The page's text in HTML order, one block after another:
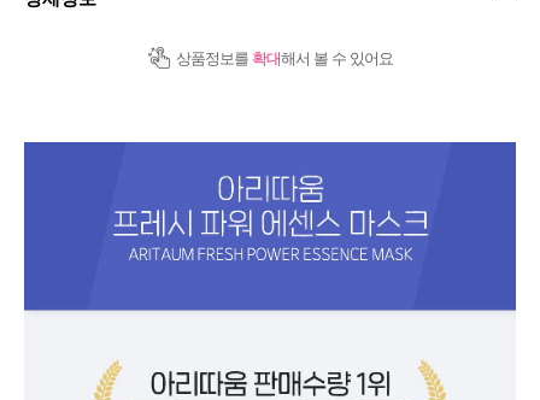
상품정보를 확대해서 볼 수 있어요